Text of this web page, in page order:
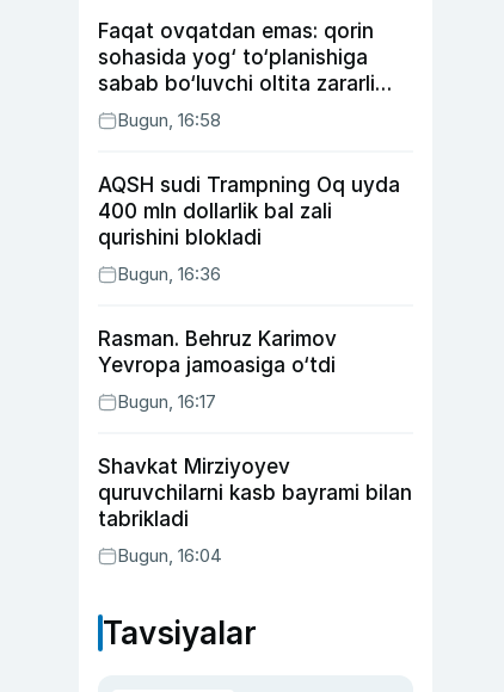
Faqat ovqatdan emas: qorin
sohasida yog‘ to‘planishiga
sabab bo‘luvchi oltita zararli
odatBugun, 16:58
AQSH sudi Trampning Oq uyda
400 mln dollarlik bal zali
qurishini blokladi
Bugun, 16:36
Rasman. Behruz Karimov
Yevropa jamoasiga o‘tdi
Bugun, 16:17
Shavkat Mirziyoyev
quruvchilarni kasb bayrami bilan
tabrikladi
Bugun, 16:04
Tavsiyalar